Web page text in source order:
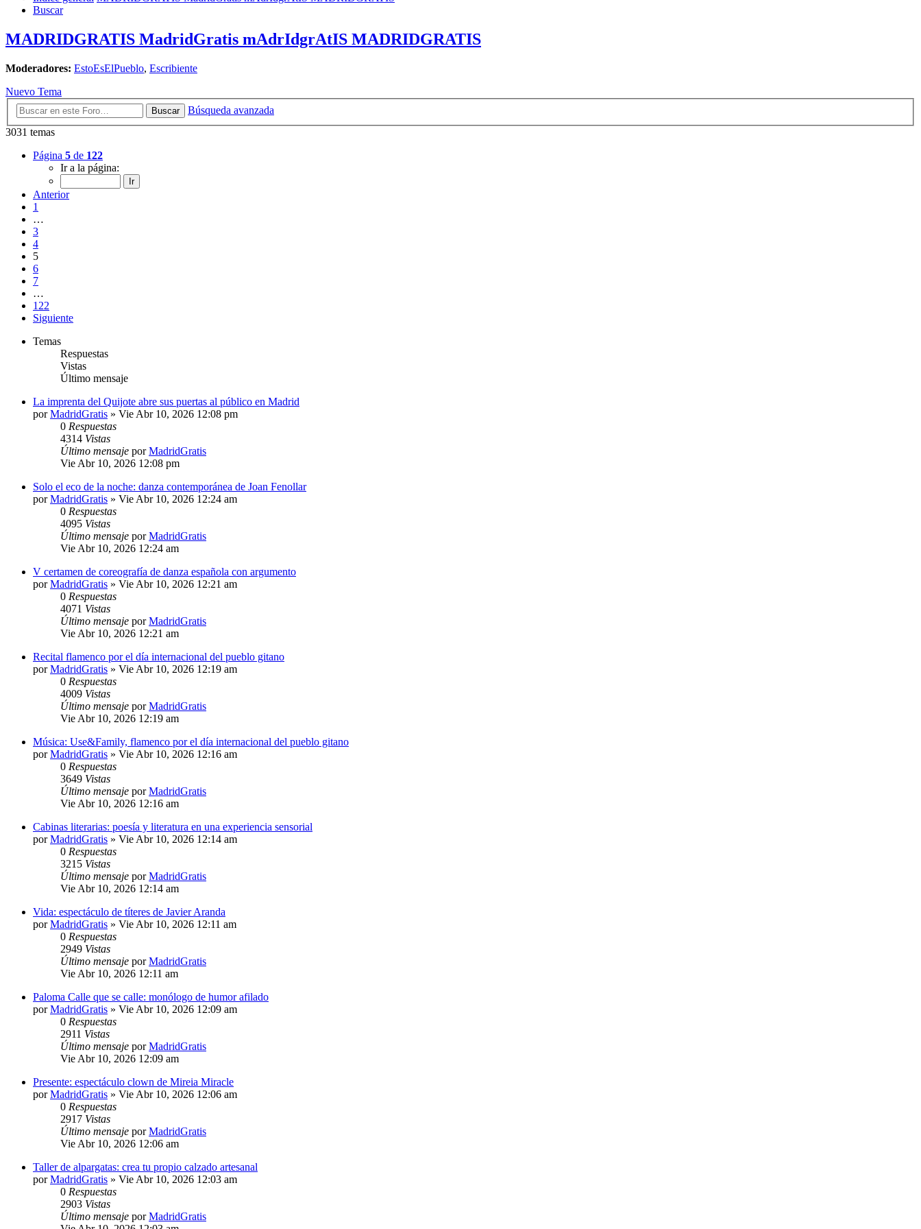
Buscar
MADRIDGRATIS MadridGratis mAdrIdgrAtIS MADRIDGRATIS
Moderadores: EstoEsElPueblo, Escribiente
Nuevo Tema
Buscar
Búsqueda avanzada
3031 temas
Página 5 de 122
Ir a la página:
Anterior
1
…
3
4
5
6
7
…
122
Siguiente
Temas
Respuestas
Vistas
Último mensaje
La imprenta del Quijote abre sus puertas al público en Madrid
porMadridGratis » Vie Abr 10, 2026 12:08 pm
0 Respuestas
4314 Vistas
Último mensaje porMadridGratis
Vie Abr 10, 2026 12:08 pm
Solo el eco de la noche: danza contemporánea de Joan Fenollar
porMadridGratis » Vie Abr 10, 2026 12:24 am
0 Respuestas
4095 Vistas
Último mensaje porMadridGratis
Vie Abr 10, 2026 12:24 am
V certamen de coreografía de danza española con argumento
porMadridGratis » Vie Abr 10, 2026 12:21 am
0 Respuestas
4071 Vistas
Último mensaje porMadridGratis
Vie Abr 10, 2026 12:21 am
Recital flamenco por el día internacional del pueblo gitano
porMadridGratis » Vie Abr 10, 2026 12:19 am
0 Respuestas
4009 Vistas
Último mensaje porMadridGratis
Vie Abr 10, 2026 12:19 am
Música: Use&Family, flamenco por el día internacional del pueblo gitano
porMadridGratis » Vie Abr 10, 2026 12:16 am
0 Respuestas
3649 Vistas
Último mensaje porMadridGratis
Vie Abr 10, 2026 12:16 am
Cabinas literarias: poesía y literatura en una experiencia sensorial
porMadridGratis » Vie Abr 10, 2026 12:14 am
0 Respuestas
3215 Vistas
Último mensaje porMadridGratis
Vie Abr 10, 2026 12:14 am
Vida: espectáculo de títeres de Javier Aranda
porMadridGratis » Vie Abr 10, 2026 12:11 am
0 Respuestas
2949 Vistas
Último mensaje porMadridGratis
Vie Abr 10, 2026 12:11 am
Paloma Calle que se calle: monólogo de humor afilado
porMadridGratis » Vie Abr 10, 2026 12:09 am
0 Respuestas
2911 Vistas
Último mensaje porMadridGratis
Vie Abr 10, 2026 12:09 am
Presente: espectáculo clown de Mireia Miracle
porMadridGratis » Vie Abr 10, 2026 12:06 am
0 Respuestas
2917 Vistas
Último mensaje porMadridGratis
Vie Abr 10, 2026 12:06 am
Taller de alpargatas: crea tu propio calzado artesanal
porMadridGratis » Vie Abr 10, 2026 12:03 am
0 Respuestas
2903 Vistas
Último mensaje porMadridGratis